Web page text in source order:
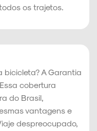
os trajetos.
bicicleta? A Garantia
cobertura
do Brasil,
vantagens e
despreocupado,